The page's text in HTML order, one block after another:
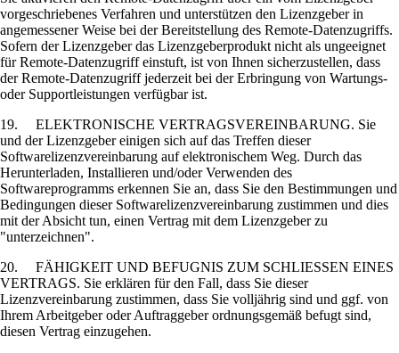
vorgeschriebenes Verfahren und unterstützen den Lizenzgeber in
angemessener Weise bei der Bereitstellung des Remote-Datenzugriffs.
Sofern der Lizenzgeber das Lizenzgeberprodukt nicht als ungeeignet
für Remote-Datenzugriff einstuft, ist von Ihnen sicherzustellen, dass
der Remote-Datenzugriff jederzeit bei der Erbringung von Wartungs-
oder Supportleistungen verfügbar ist.
19. ELEKTRONISCHE VERTRAGSVEREINBARUNG. Sie
und der Lizenzgeber einigen sich auf das Treffen dieser
Softwarelizenzvereinbarung auf elektronischem Weg. Durch das
Herunterladen, Installieren und/oder Verwenden des
Softwareprogramms erkennen Sie an, dass Sie den Bestimmungen und
Bedingungen dieser Softwarelizenzvereinbarung zustimmen und dies
mit der Absicht tun, einen Vertrag mit dem Lizenzgeber zu
"unterzeichnen".
20. FÄHIGKEIT UND BEFUGNIS ZUM SCHLIESSEN EINES
VERTRAGS. Sie erklären für den Fall, dass Sie dieser
Lizenzvereinbarung zustimmen, dass Sie volljährig sind und ggf. von
Ihrem Arbeitgeber oder Auftraggeber ordnungsgemäß befugt sind,
diesen Vertrag einzugehen.